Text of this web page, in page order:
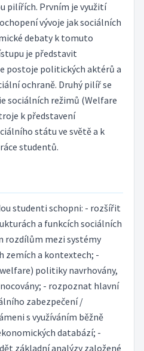
pilířích. Prvním je využití
vývoje jak sociálních
debaty k tomuto
je představit
postoje politických aktérů a
ochraně. Druhý pilíř se
sociálních režimů (Welfare
k představení
státu ve světě a k
studentů.
studenti schopni: - rozšířit
a funkcích sociálních
rozdílům mezi systémy
zemích a kontextech; -
politiky navrhovány,
- rozpoznat hlavní
zabezpečení /
s využíváním běžně
databází; -
základní analýzy založené